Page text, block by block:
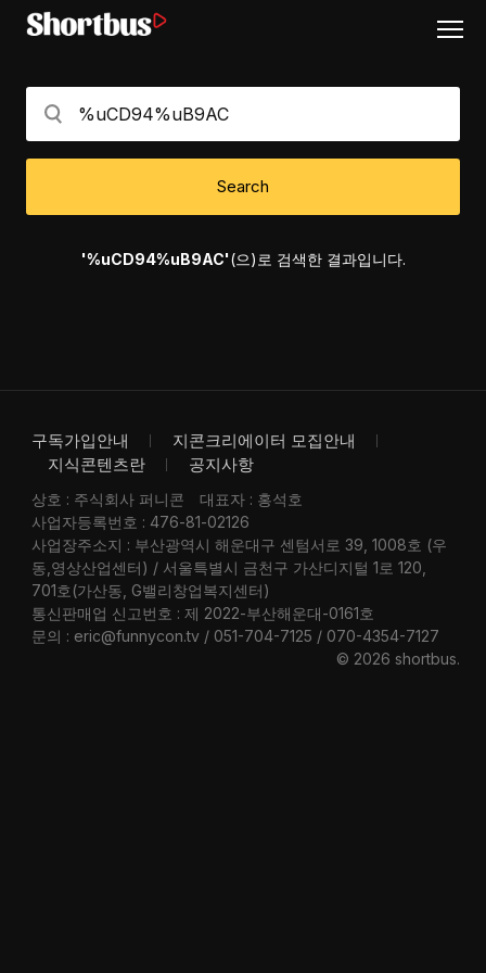
Search
'%uCD94%uB9AC'(으)로 검색한 결과입니다.
구독가입안내
지콘크리에이터 모집안내
지식콘텐츠란
공지사항
상호 : 주식회사 퍼니콘
대표자 : 홍석호
사업자등록번호 : 476-81-02126
사업장주소지 : 부산광역시 해운대구 센텀서로 39, 1008호 (우
동,영상산업센터) / 서울특별시 금천구 가산디지털 1로 120,
701호(가산동, G밸리창업복지센터)
통신판매업 신고번호 : 제 2022-부산해운대-0161호
문의 : eric@funnycon.tv / 051-704-7125 / 070-4354-7127
© 2026 shortbus.